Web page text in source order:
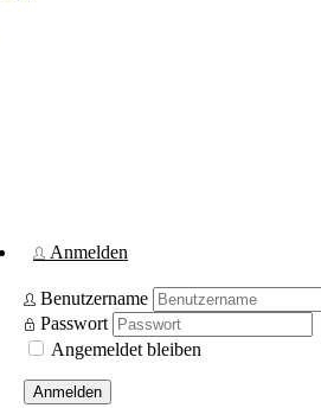
Anmelden
Benutzername
Passwort
Angemeldet bleiben
Anmelden